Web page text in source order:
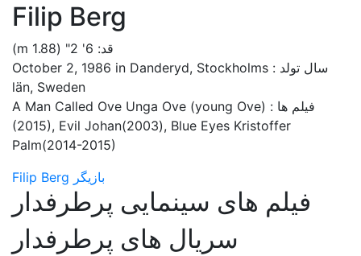
فیلم های سینمایی پرطرفدار
سریال های پرطرفدار
Filip Berg
قد: 6' 2" (1.88 m)
سال تولد : October 2, 1986 in Danderyd, Stockholms
län, Sweden
فیلم ها : A Man Called Ove Unga Ove (young Ove)
(2015), Evil Johan(2003), Blue Eyes Kristoffer
Palm(2014-2015)
بازیگر Filip Berg